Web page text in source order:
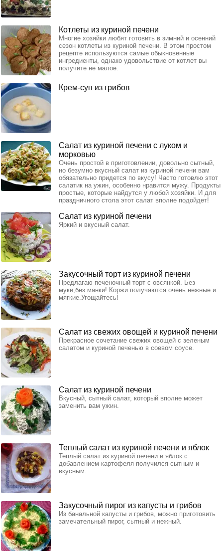
Котлеты из куриной печени
Многие хозяйки любят готовить в зимний и осенний
сезон котлеты из куриной печени. В этом простом
рецепте используются самые обыкновенные
ингредиенты, однако удовольствие от котлет вы
получите не малое.
Крем-суп из грибов
Салат из куриной печени с луком и
морковью
Очень простой в приготовлении, довольно сытный,
но безумно вкусный салат из куриной печени вам
обязательно придется по вкусу! Часто готовлю этот
салатик на ужин, особенно нравится мужу. Продукты
простые, которые найдутся у любой хозяйки. И для
праздничного стола этот салат вполне подойдет!
Салат из куриной печени
Яркий и вкусный салат.
Закусочный торт из куриной печени
Предлагаю печеночный торт с овсянкой. Без
муки,без манки! Коржи получаются очень нежные и
мягкие.Угощайтесь!
Салат из свежих овощей и куриной печени
Прекрасное сочетание свежих овощей с зеленым
салатом и куриной печенью в соевом соусе.
Салат из куриной печени
Вкусный, сытный салат, который вполне может
заменить вам ужин.
Теплый салат из куриной печени и яблок
Теплый салат из куриной печени и яблок с
добавлением картофеля получился сытным и
вкусным.
Закусочный пирог из капусты и грибов
Из банальной капусты и грибов, можно приготовить
замечательный пирог, сытный и нежный.